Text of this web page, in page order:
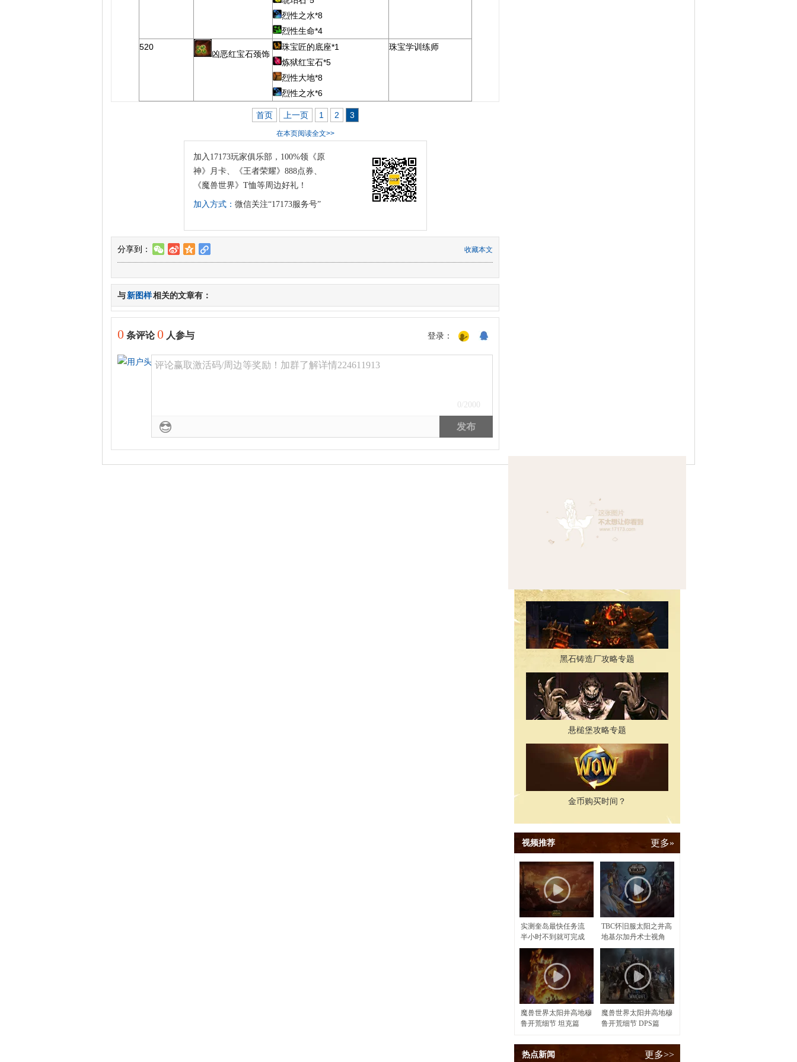
烈性之水*8
烈性生命*4
520
凶恶红宝石颈饰
珠宝匠的底座*1
炼狱红宝石*5
烈性大地*8
烈性之水*6
珠宝学训练师
首页 上一页 1 2 3
在本页阅读全文>>
加入17173玩家俱乐部，100%领《原
神》月卡、《王者荣耀》888点券、
《魔兽世界》T恤等周边好礼！
加入方式： 微信关注“17173服务号”
分享到： w t z l 收藏本文
与新图样相关的文章有：
0 条评论0 人参与 登录：
评论赢取激活码/周边等奖励！加群了解详情224611913
0 /2000
发布
黑石铸造厂攻略专题
悬槌堡攻略专题
金币购买时间？
视频推荐 更多»
实测奎岛最快任务流
半小时不到就可完成
TBC怀旧服太阳之井高
地基尔加丹术士视角
魔兽世界太阳井高地穆
鲁开荒细节 坦克篇
魔兽世界太阳井高地穆
鲁开荒细节 DPS篇
热点新闻 更多>>